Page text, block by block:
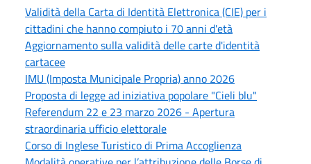
Validità della Carta di Identità Elettronica (CIE) per i
cittadini che hanno compiuto i 70 anni d'età
Aggiornamento sulla validità delle carte d'identità
cartacee
IMU (Imposta Municipale Propria) anno 2026
Proposta di legge ad iniziativa popolare "Cieli blu"
Referendum 22 e 23 marzo 2026 - Apertura
straordinaria ufficio elettorale
Corso di Inglese Turistico di Prima Accoglienza